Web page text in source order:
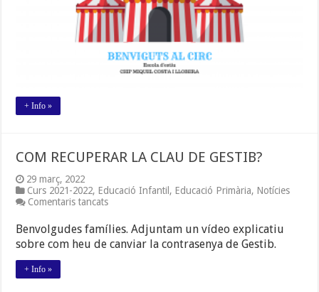
+ Info »
COM RECUPERAR LA CLAU DE GESTIB?
29 març, 2022
Curs 2021-2022, Educació Infantil , Educació Primària, Notícies
Comentaris tancatsa
RECUPERAR
LA
CLAU
Benvolgudes famílies. Adjuntam un vídeo explicatiu
sobre com heu de canviar la contrasenya de Gestib.
+ Info »